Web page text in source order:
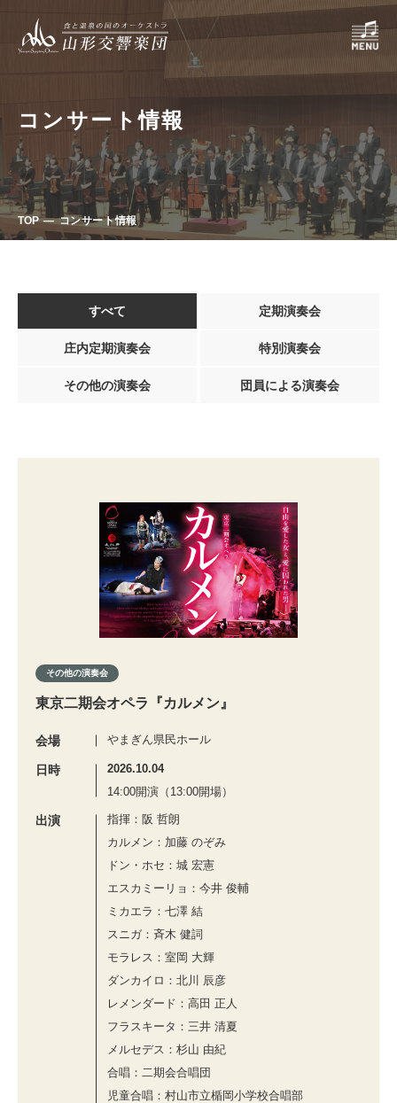
コンサート情報
TOP コンサート情報
すべて 定期演奏会
庄内定期演奏会 特別演奏会
その他の演奏会 団員による演奏会
その他の演奏会
東京二期会オペラ『カルメン』
会場 やまぎん県民ホール
日時
2026.10.04
14:00開演（13:00開場）
出演
指揮：阪 哲朗
カルメン：加藤 のぞみ
ドン・ホセ：城 宏憲
エスカミーリョ：今井 俊輔
ミカエラ：七澤 結
スニガ：⻫⽊ 健詞
モラレス：室岡 ⼤輝
ダンカイロ：北川 ⾠彦
レメンダード：⾼⽥ 正⼈
フラスキータ：三井 清夏
メルセデス：杉⼭ 由紀
合唱：二期会合唱団
児童合唱：村⼭市⽴楯岡⼩学校合唱部